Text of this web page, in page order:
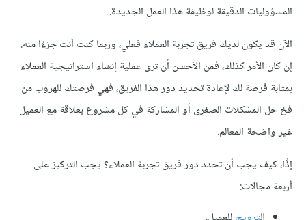
المسؤوليات الدقيقة لوظيفة هذا العمل الجديدة.
الآن قد يكون لديك فريق تجربة العملاء فعلي، وربما كنت أنت جزءًا منه.
إن كان الأمر كذلك، فمن الأحسن أن ترى عملية إنشاء استراتيجية العملاء
بمثابة فرصة لك لإعادة تحديد دور هذا الفريق، فهي فرصتك للهروب من
فخ حل المشكلات الصغرى أو المشاركة في كل مشروع بعلاقة مع العميل
غير واضحة المعالم.
إذًا، كيف يجب أن تحدد دور فريق تجربة العملاء؟ يجب التركيز على
أربعة مجالات: